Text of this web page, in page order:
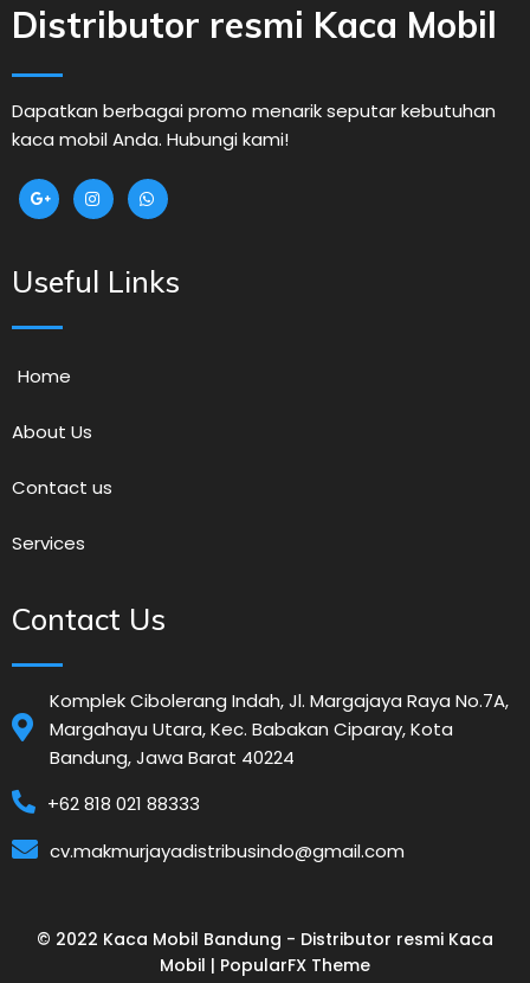
Distributor resmi Kaca Mobil
Dapatkan berbagai promo menarik seputar kebutuhan
kaca mobil Anda. Hubungi kami!
Useful Links
Home
About Us
Contact us
Services
Contact Us
Komplek Cibolerang Indah, Jl. Margajaya Raya No.7A,
Margahayu Utara, Kec. Babakan Ciparay, Kota
Bandung, Jawa Barat 40224
+62 818 021 88333
cv.makmurjayadistribusindo@gmail.com
© 2022 Kaca Mobil Bandung - Distributor resmi Kaca
Mobil | PopularFX Theme